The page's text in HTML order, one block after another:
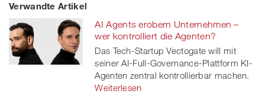
on
Facebook
on
twitt
er
linkedinXing
Verwandte Artikel
AI Agents erobern Unternehmen –
wer kontrolliert die Agenten?
Das Tech-Startup Vectogate will mit
seiner AI-Full-Governance-Plattform KI-
Agenten zentral kontrollierbar machen.
Weiterlesen